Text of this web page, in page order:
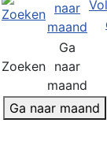
Zoeken
Ga
naar
maand
Ga naar maand